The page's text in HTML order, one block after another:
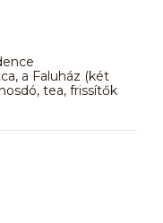
a Faluház (két
tea, frissítők